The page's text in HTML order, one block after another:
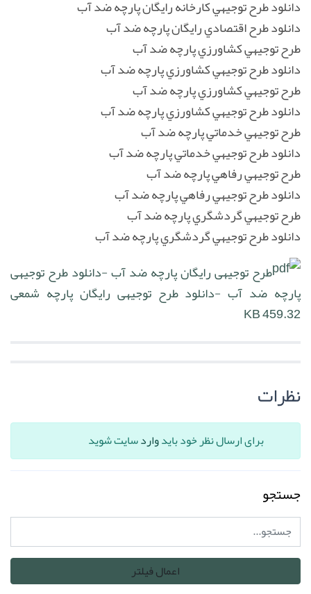
دانلود طرح توجيهي کارخانه رايگان پارچه ضد آب
دانلود طرح اقتصادي رايگان پارچه ضد آب
طرح توجيهي کشاورزي پارچه ضد آب
دانلود طرح توجيهي کشاورزي پارچه ضد آب
طرح توجيهي کشاورزي پارچه ضد آب
دانلود طرح توجيهي کشاورزي پارچه ضد آب
طرح توجيهي خدماتي پارچه ضد آب
دانلود طرح توجيهي خدماتي پارچه ضد آب
طرح توجيهي رفاهي پارچه ضد آب
دانلود طرح توجيهي رفاهي پارچه ضد آب
طرح توجيهي گردشگري پارچه ضد آب
دانلود طرح توجيهي گردشگري پارچه ضد آب
طرح توجیهی رایگان پارچه ضد آب -دانلود طرح توجیهی
پارچه ضد آب -دانلود طرح توجیهی رایگان پارچه شمعی
459.32 KB
نظرات
برای ارسال نظر خود بایدواردسایت شوید
جستجو